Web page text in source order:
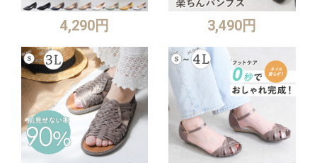
4,290円 3,490円